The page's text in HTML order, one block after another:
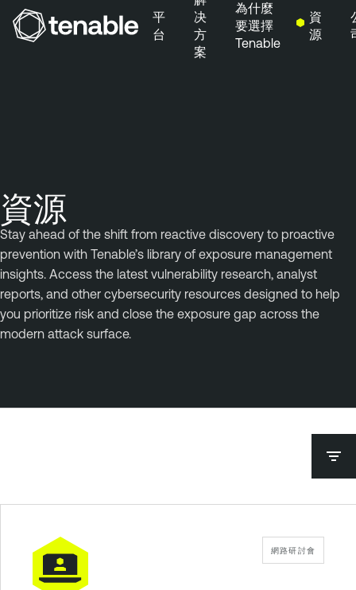
平
台
决
方
案
為什麼
要選擇
Tenable
資
源
資源
Stay ahead of the shift from reactive discovery to proactive
prevention with Tenable’s library of exposure management
insights. Access the latest vulnerability research, analyst
reports, and other cybersecurity resources designed to help
you prioritize risk and close the exposure gap across the
modern attack surface.
網路研討會